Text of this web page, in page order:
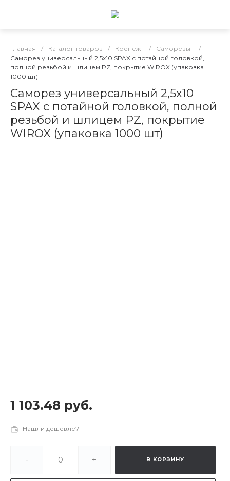
Главная / Каталог товаров / Крепеж / Саморезы
/
Саморез универсальный 2,5х10 SPAX с потайной головкой,
полной резьбой и шлицем PZ, покрытие WIROX (упаковка
1000 шт)
Саморез универсальный 2,5х10
SPAX с потайной головкой, полной
резьбой и шлицем PZ, покрытие
WIROX (упаковка 1000 шт)
1 103.48 руб.
Нашли дешевле?
- + В КОРЗИНУ